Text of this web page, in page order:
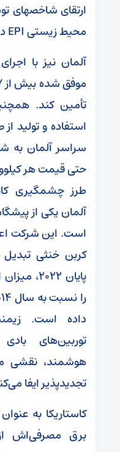
محیط زیستی EPI داشت.
تأمین کند.
استفاده و تولید
سراسر آلمان به
حتی قیمت هر
طرز چشمگیری
آلمان یکی از
کربن خنثی
پایان
داده است.
توربین‌های
هوشمند، نقشی
تجدیدپذیر ایفا
کاستاریکا به
برق مصرفی‌اش از